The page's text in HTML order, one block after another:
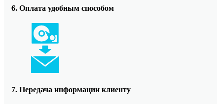
6. Оплата удобным способом
7. Передача информации клиенту